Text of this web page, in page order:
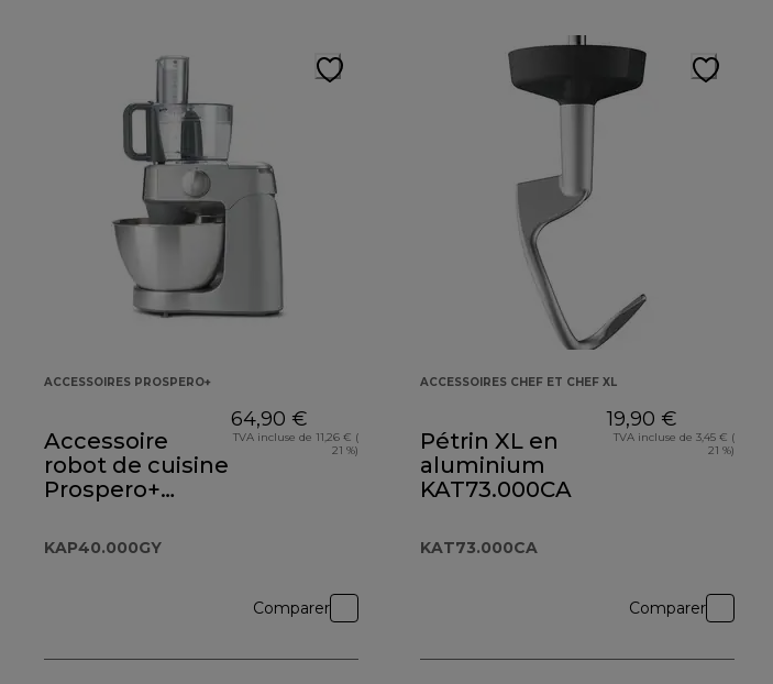
ACCESSOIRES PROSPERO+
Accessoire
robot de cuisine
Prospero+
KAP40.000GY
64,90 €
TVA incluse de 11,26 € (
21 %)
Comparer
ACCESSOIRES CHEF ET CHEF XL
Pétrin XL en
aluminium
KAT73.000CA
KAT73.000CA
19,90 €
TVA incluse de 3,45 € (
21 %)
Comparer